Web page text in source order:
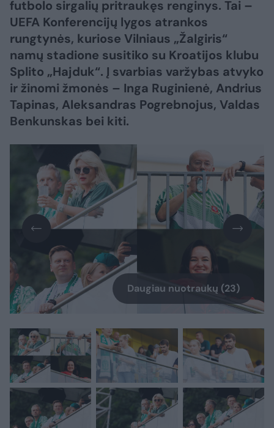
futbolo sirgalių pritraukęs renginys. Tai –
UEFA Konferencijų lygos atrankos
rungtynės, kuriose Vilniaus „Žalgiris“
namų stadione susitiko su Kroatijos klubu
Splito „Hajduk“. Į svarbias varžybas atvyko
ir žinomi žmonės – Inga Ruginienė, Andrius
Tapinas, Aleksandras Pogrebnojus, Valdas
Benkunskas bei kiti.
Daugiau nuotraukų (23)